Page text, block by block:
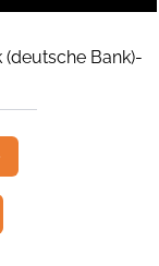
(deutsche Bank)-